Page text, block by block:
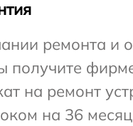
ремонта и
получите
на ремонт
на 36